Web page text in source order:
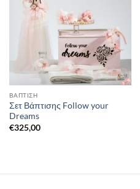
ΒΑΠΤΙΣΗ
Σετ Βάπτισης Follow your
Dreams
€325,00